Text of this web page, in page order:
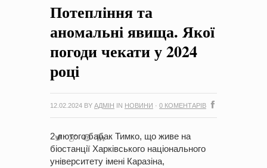
на період 2018 – 2020 роки Оголошення про збір ідей
Потепління та
аномальні явища. Якої
погоди чекати у 2024
році
12.02.2024 BY АДМІН IN НОВИНИ · 0 КОМЕНТАРІВ
2 лютого бабак Тимко, що живе на
біостанції Харківського національного
університету імені Каразіна,